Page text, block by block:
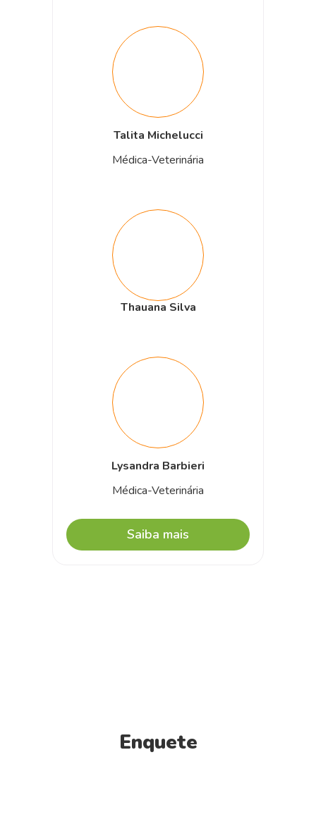
Talita Michelucci
Médica-Veterinária
Thauana Silva
Lysandra Barbieri
Médica-Veterinária
Saiba mais
Enquete